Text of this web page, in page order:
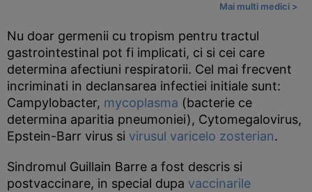
Mai multi medici >
Nu doar germenii cu tropism pentru tractul
gastrointestinal pot fi implicati, ci si cei care
determina afectiuni respiratorii. Cel mai frecvent
incriminati in declansarea infectiei initiale sunt:
Campylobacter, mycoplasma (bacterie ce
determina aparitia pneumoniei), Cytomegalovirus,
Epstein-Barr virus si virusul varicelo zosterian.
Sindromul Guillain Barre a fost descris si
postvaccinare, in special dupa vaccinarile